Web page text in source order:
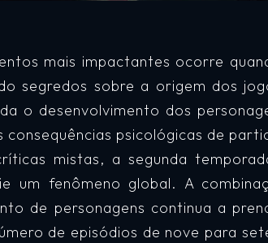
mais impactantes ocorre
segredos sobre a origem dos
o desenvolvimento dos
consequências psicológicas de
mistas, a segunda
um fenômeno global. A
de personagens continua a
de episódios de nove para